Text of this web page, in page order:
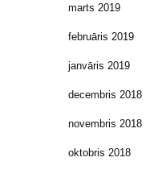
marts 2019
februāris 2019
janvāris 2019
decembris 2018
novembris 2018
oktobris 2018